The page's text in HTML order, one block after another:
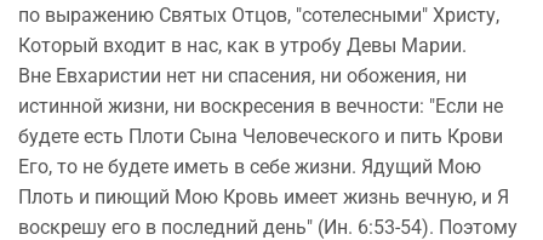
по выражению Святых Отцов, "сотелесными" Христу,
Который входит в нас, как в утробу Девы Марии.
Вне Евхаристии нет ни спасения, ни обожения, ни
истинной жизни, ни воскресения в вечности: "Если не
будете есть Плоти Сына Человеческого и пить Крови
Его, то не будете иметь в себе жизни. Ядущий Мою
Плоть и пиющий Мою Кровь имеет жизнь вечную, и Я
воскрешу его в последний день" (Ин. 6:53-54). Поэтому